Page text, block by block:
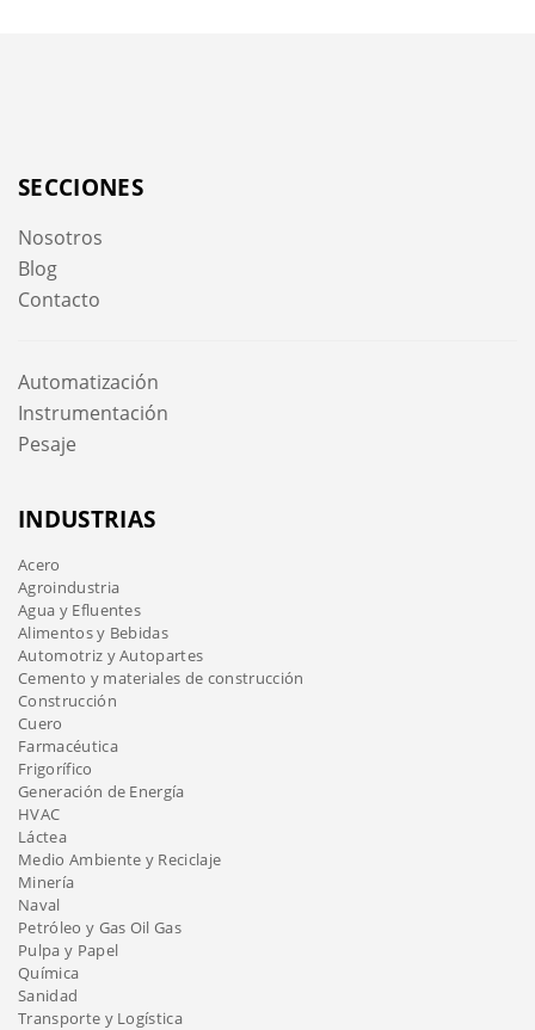
SECCIONES
Nosotros
Blog
Contacto
Automatización
Instrumentación
Pesaje
INDUSTRIAS
Acero
Agroindustria
Agua y Efluentes
Alimentos y Bebidas
Automotriz y Autopartes
Cemento y materiales de construcción
Construcción
Cuero
Farmacéutica
Frigorífico
Generación de Energía
HVAC
Láctea
Medio Ambiente y Reciclaje
Minería
Naval
Petróleo y Gas Oil Gas
Pulpa y Papel
Química
Sanidad
Transporte y Logística